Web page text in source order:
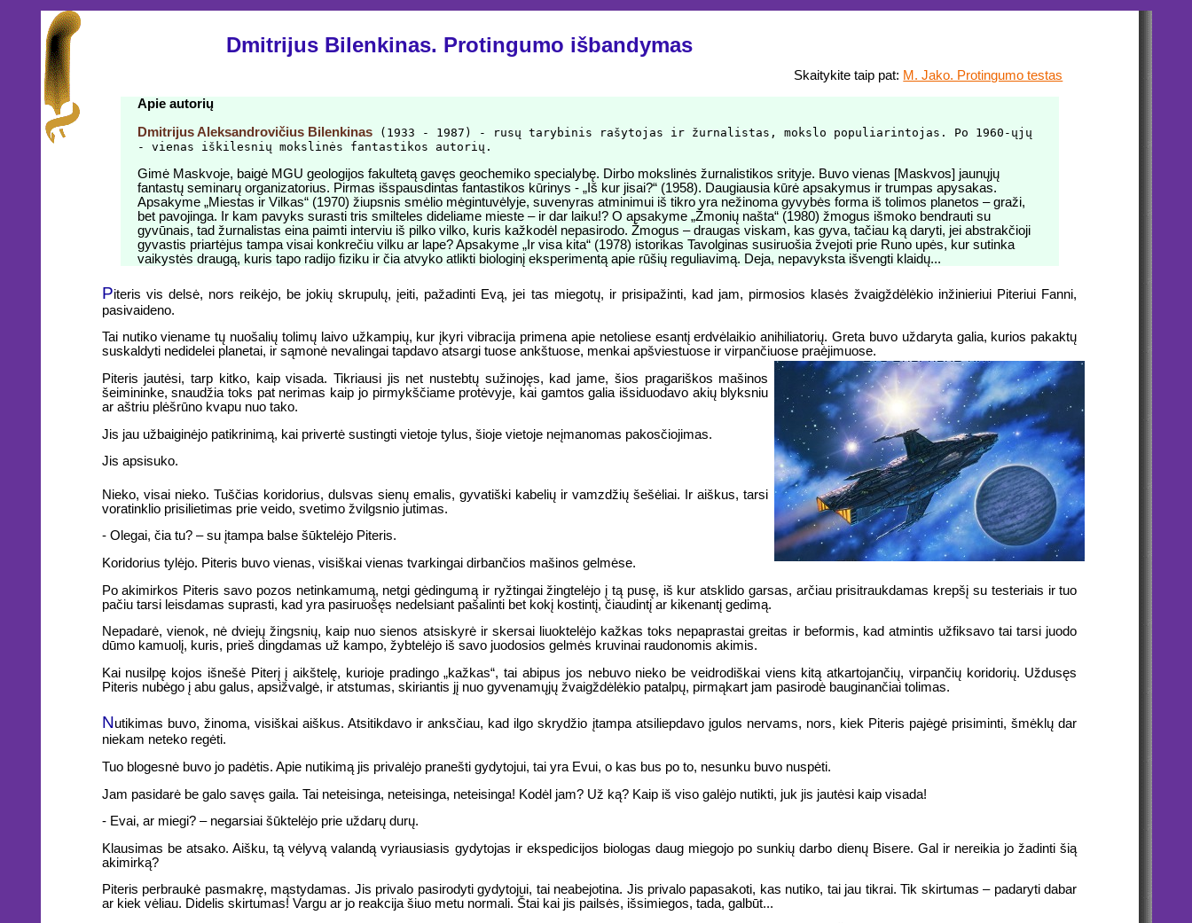
Dmitrijus Bilenkinas. Protingumo išbandymas
Skaitykite taip pat: M. Jako. Protingumo testas
Apie autorių
Dmitrijus Aleksandrovičius Bilenkinas(1933 - 1987) - rusų tarybinis rašytojas ir žurnalistas, mokslo populiarintojas. Po 1960-ųjų
- vienas iškilesnių mokslinės fantastikos autorių.
Gimė Maskvoje, baigė MGU geologijos fakultetą gavęs geochemiko specialybę. Dirbo mokslinės žurnalistikos srityje. Buvo vienas [Maskvos] jaunųjų
fantastų seminarų organizatorius. Pirmas išspausdintas fantastikos kūrinys - „Iš kur jisai?“ (1958). Daugiausia kūrė apsakymus ir trumpas apysakas.
Apsakyme „Miestas ir Vilkas“ (1970) žiupsnis smėlio mėgintuvėlyje, suvenyras atminimui iš tikro yra nežinoma gyvybės forma iš tolimos planetos – graži,
bet pavojinga. Ir kam pavyks surasti tris smilteles dideliame mieste – ir dar laiku!? O apsakyme „Žmonių našta“ (1980) žmogus išmoko bendrauti su
gyvūnais, tad žurnalistas eina paimti interviu iš pilko vilko, kuris kažkodėl nepasirodo. Žmogus – draugas viskam, kas gyva, tačiau ką daryti, jei abstrakčioji
gyvastis priartėjus tampa visai konkrečiu vilku ar lape? Apsakyme „Ir visa kita“ (1978) istorikas Tavolginas susiruošia žvejoti prie Runo upės, kur sutinka
vaikystės draugą, kuris tapo radijo fiziku ir čia atvyko atlikti biologinį eksperimentą apie rūšių reguliavimą. Deja, nepavyksta išvengti klaidų...
Piteris vis delsė, nors reikėjo, be jokių skrupulų, įeiti, pažadinti Evą, jei tas miegotų, ir prisipažinti, kad jam, pirmosios klasės žvaigždėlėkio inžinieriui Piteriui Fanni,
pasivaideno.
Tai nutiko viename tų nuošalių tolimų laivo užkampių, kur įkyri vibracija primena apie netoliese esantį erdvėlaikio anihiliatorių. Greta buvo uždaryta galia, kurios pakaktų
suskaldyti nedidelei planetai, ir sąmonė nevalingai tapdavo atsargi tuose ankštuose, menkai apšviestuose ir virpančiuose praėjimuose.
Piteris jautėsi, tarp kitko, kaip visada. Tikriausi jis net nustebtų sužinojęs, kad jame, šios pragariškos mašinos
šeimininke, snaudžia toks pat nerimas kaip jo pirmykščiame protėvyje, kai gamtos galia išsiduodavo akių blyksniu
ar aštriu plėšrūno kvapu nuo tako.
Jis jau užbaiginėjo patikrinimą, kai privertė sustingti vietoje tylus, šioje vietoje neįmanomas pakosčiojimas.
Jis apsisuko.
Nieko, visai nieko. Tuščias koridorius, dulsvas sienų emalis, gyvatiški kabelių ir vamzdžių šešėliai. Ir aiškus, tarsi
voratinklio prisilietimas prie veido, svetimo žvilgsnio jutimas.
- Olegai, čia tu? – su įtampa balse šūktelėjo Piteris.
Koridorius tylėjo. Piteris buvo vienas, visiškai vienas tvarkingai dirbančios mašinos gelmėse.
Po akimirkos Piteris savo pozos netinkamumą, netgi gėdingumą ir ryžtingai žingtelėjo į tą pusę, iš kur atsklido garsas, arčiau prisitraukdamas krepšį su testeriais ir tuo
pačiu tarsi leisdamas suprasti, kad yra pasiruošęs nedelsiant pašalinti bet kokį kostintį, čiaudintį ar kikenantį gedimą.
Nepadarė, vienok, nė dviejų žingsnių, kaip nuo sienos atsiskyrė ir skersai liuoktelėjo kažkas toks nepaprastai greitas ir beformis, kad atmintis užfiksavo tai tarsi juodo
dūmo kamuolį, kuris, prieš dingdamas už kampo, žybtelėjo iš savo juodosios gelmės kruvinai raudonomis akimis.
Kai nusilpę kojos išnešė Piterį į aikštelę, kurioje pradingo „kažkas“, tai abipus jos nebuvo nieko be veidrodiškai viens kitą atkartojančių, virpančių koridorių. Uždusęs
Piteris nubėgo į abu galus, apsižvalgė, ir atstumas, skiriantis jį nuo gyvenamųjų žvaigždėlėkio patalpų, pirmąkart jam pasirodė bauginančiai tolimas.
Nutikimas buvo, žinoma, visiškai aiškus. Atsitikdavo ir anksčiau, kad ilgo skrydžio įtampa atsiliepdavo įgulos nervams, nors, kiek Piteris pajėgė prisiminti, šmėklų dar
niekam neteko regėti.
Tuo blogesnė buvo jo padėtis. Apie nutikimą jis privalėjo pranešti gydytojui, tai yra Evui, o kas bus po to, nesunku buvo nuspėti.
Jam pasidarė be galo savęs gaila. Tai neteisinga, neteisinga, neteisinga! Kodėl jam? Už ką? Kaip iš viso galėjo nutikti, juk jis jautėsi kaip visada!
- Evai, ar miegi? – negarsiai šūktelėjo prie uždarų durų.
Klausimas be atsako. Aišku, tą vėlyvą valandą vyriausiasis gydytojas ir ekspedicijos biologas daug miegojo po sunkių darbo dienų Bisere. Gal ir nereikia jo žadinti šią
akimirką?
Piteris perbraukė pasmakrę, mąstydamas. Jis privalo pasirodyti gydytojui, tai neabejotina. Jis privalo papasakoti, kas nutiko, tai jau tikrai. Tik skirtumas – padaryti dabar
ar kiek vėliau. Didelis skirtumas! Vargu ar jo reakcija šiuo metu normali. Štai kai jis pailsės, išsimiegos, tada, galbūt...